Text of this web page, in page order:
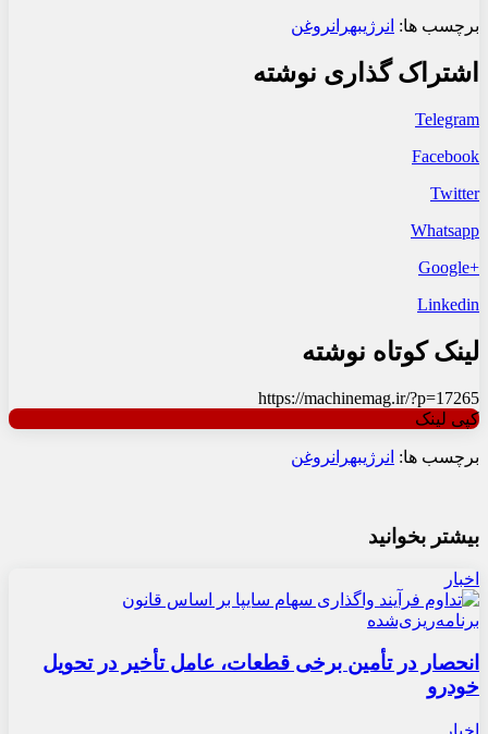
برچسب ها: انرژیبهرانروغن
اشتراک گذاری نوشته
Telegram
Facebook
Twitter
Whatsapp
+Google
Linkedin
لینک کوتاه نوشته
https://machinemag.ir/?p=17265
کپی لینک
برچسب ها: انرژیبهرانروغن
بیشتر بخوانید
اخبار
انحصار در تأمین برخی قطعات، عامل تأخیر در تحویل
خودرو
اخبار